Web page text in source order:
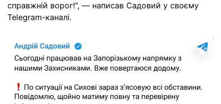
справжній ворог!", — написав Садовий у своєму
Telegram-каналі.